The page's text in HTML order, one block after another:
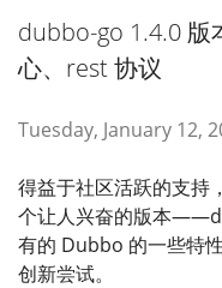
dubbo-go 1.4.0 版
心、rest 协议
Tuesday, January 12,
得益于社区活跃的支持
个让人兴奋的版本
有的 Dubbo 的一些特
创新尝试。